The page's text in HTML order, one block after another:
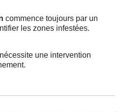
commence toujours par un
les zones infestées.
nécessite une intervention